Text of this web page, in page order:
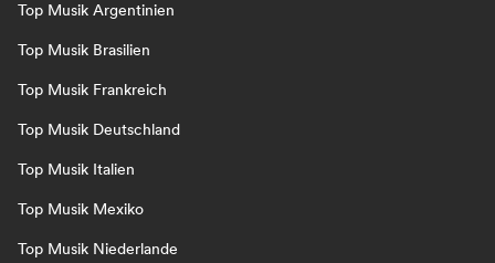
Top Musik Argentinien
Top Musik Brasilien
Top Musik Frankreich
Top Musik Deutschland
Top Musik Italien
Top Musik Mexiko
Top Musik Niederlande